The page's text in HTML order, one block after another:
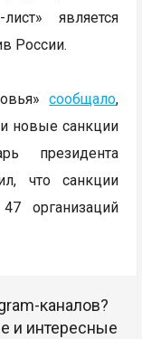
является
России.
сообщало,
новые санкции
президента
что санкции
организаций
каналов?
и интересные